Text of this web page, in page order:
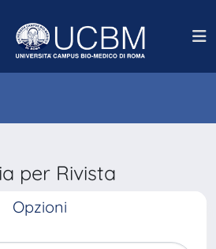
per Rivista
Opzioni